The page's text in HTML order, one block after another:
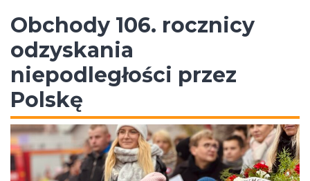
Obchody 106. rocznicy
odzyskania
niepodległości przez
Polskę